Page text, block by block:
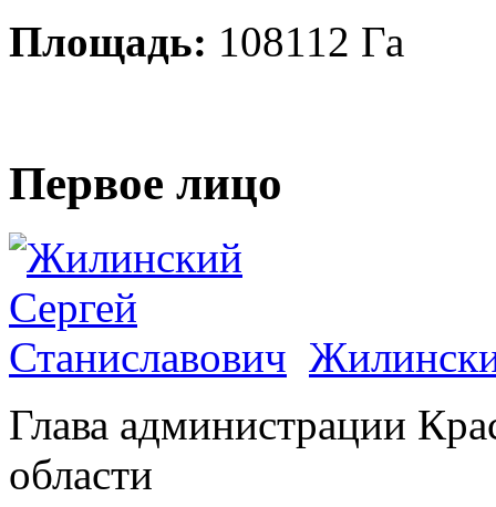
Площадь: 108112 Га
Первое лицо
Глава администрации
области